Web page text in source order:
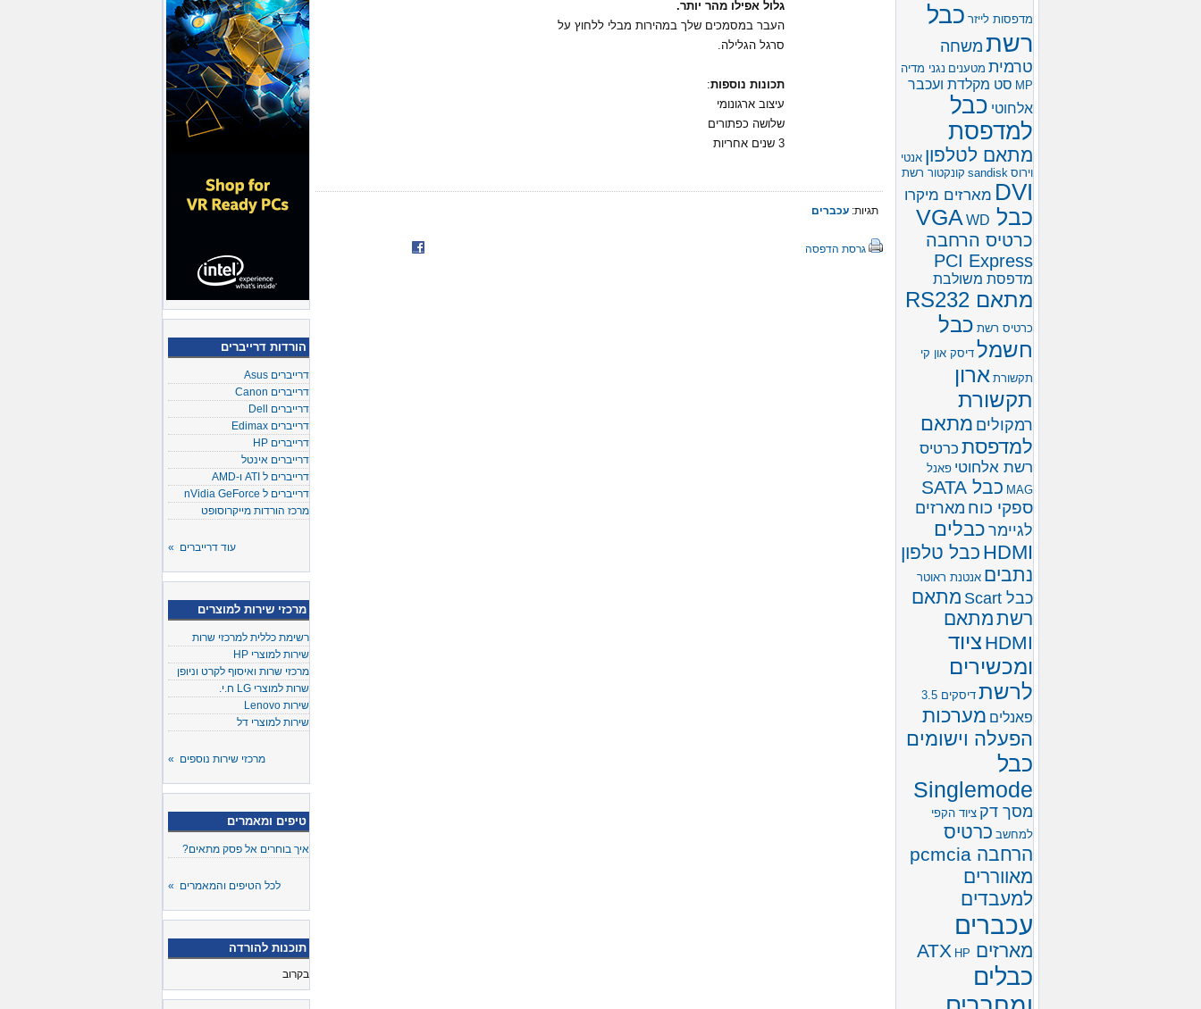
הורדות דרייברים
דרייברים Asus
דרייברים Canon
דרייברים Dell
דרייברים Edimax
דרייברים HP
דרייברים אינטל
דרייברים ל ATI ו-AMD
דרייברים ל nVidia GeForce
מרכז הורדות מייקרוסופט
עוד דרייברים »
מרכזי שירות למוצרים
רשימת כללית למרכזי שרות
שירות למוצרי HP
מרכזי שרות ואיסוף לקרט וניופן
שרות למוצרי LG ח.י.
שירות Lenovo
שירות למוצרי דל
מרכזי שירות נוספים »
טיפים ומאמרים
איך בוחרים אל פסק מתאים?
לכל הטיפים והמאמרים »
תוכנות להורדה
בקרוב
גלול אפילו מהר יותר.
העבר במסמכים שלך במהירות מבלי ללחוץ על
סרגל הגלילה.
תכונות נוספות:
עיצוב ארגונומי
שלושה כפתורים
3 שנים אחריות
תגיות: עכברים
גרסת הדפסה
מדפסות לייזר כבל
רשת משחה
טרמית מטענים נגני מדיה
MP סט מקלדת ועכבר
אלחוטי כבל
למדפסת
מתאם לטלפון אנטי
וירוס sandisk קונקטור רשת
DVI מארזים מיקרו
כבל VGA WD
כרטיס הרחבה
PCI Express
מדפסת משולבת
מתאם RS232
כרטיס רשת כבל
חשמל דיסק און קי
תקשורת ארון
תקשורת
רמקולים מתאם
למדפסת כרטיס
רשת אלחוטי פאנל
MAG כבל SATA
ספקי כוח מארזים
לגיימר כבלים
HDMI כבל טלפון
נתבים אנטנת ראוטר
כבל Scart
מתאם
רשתמתאם
HDMI ציוד
ומכשירים
לרשת דיסקים 3.5
פאנלים מערכות
הפעלה וישומים
כבל
Singlemode
מסך דק ציוד הקפי
למחשב כרטיס
הרחבה pcmcia
מאווררים
למעבדים
עכברים
מארזים ATX HP
כבלים